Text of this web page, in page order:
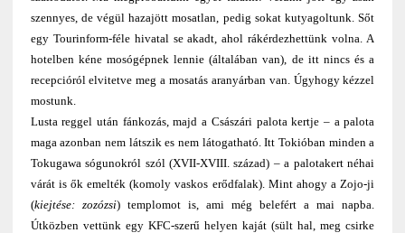
szennyes, de végül hazajött mosatlan, pedig sokat kutyagoltunk. Sőt
egy Tourinform-féle hivatal se akadt, ahol rákérdezhettünk volna. A
hotelben kéne mosógépnek lennie (általában van), de itt nincs és a
recepcióról elvitetve meg a mosatás aranyárban van. Úgyhogy kézzel
mostunk.
Lusta reggel után fánkozás, majd a Császári palota kertje – a palota
maga azonban nem látszik es nem látogatható. Itt Tokióban minden a
Tokugawa sógunokról szól (XVII-XVIII. század) – a palotakert néhai
várát is ők emelték (komoly vaskos erődfalak). Mint ahogy a Zojo-ji
(kiejtése: zozózsi) templomot is, ami még belefért a mai napba.
Útközben vettünk egy KFC-szerű helyen kaját (sült hal, meg csirke